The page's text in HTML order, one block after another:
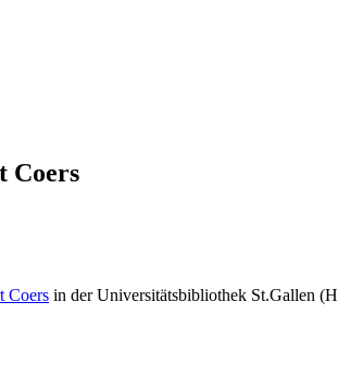
Coers
Coers in der Universitätsbibliothek St.Gallen